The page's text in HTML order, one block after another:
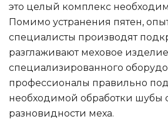
это целый комплекс
Помимо устранения пятен,
специалисты производят
разглаживают меховое
специализированного
профессионалы правильно
необходимой обработки шубы
разновидности меха.